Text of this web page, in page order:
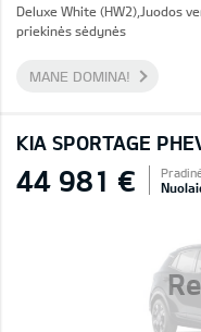
Deluxe White (HW2),Juodos
priekinės sėdynės
MANE DOMINA!
KIA SPORTAGE
44 981 €